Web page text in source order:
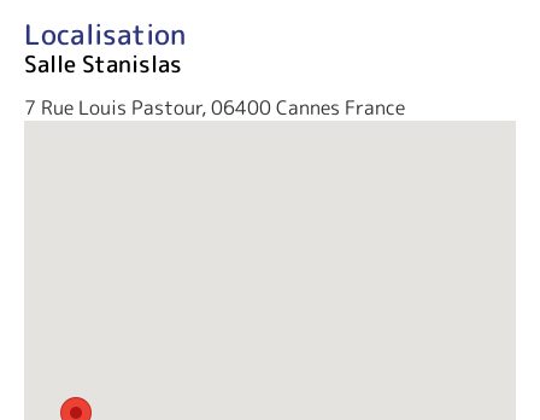
Localisation
Salle Stanislas
7 Rue Louis Pastour, 06400 Cannes France